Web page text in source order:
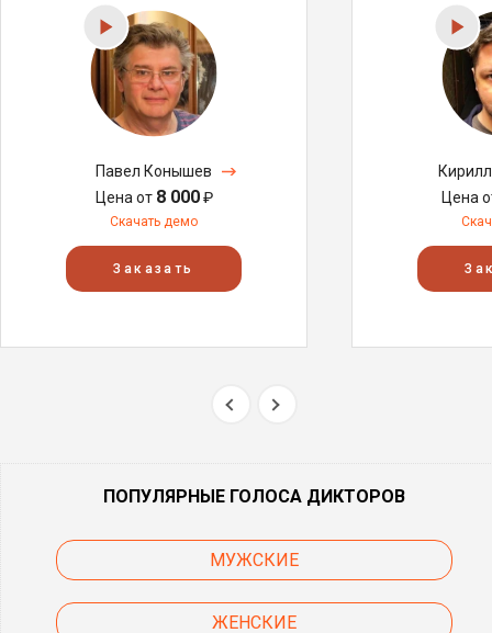
Павел Конышев
Цена от 8 000₽
Скачать демо
Заказать
Цена
ПОПУЛЯРНЫЕ ГОЛОСА ДИКТОРОВ
МУЖСКИЕ
ЖЕНСКИЕ